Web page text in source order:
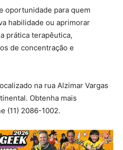
oportunidade para quem
habilidade ou aprimorar
prática terapêutica,
de concentração e
na rua Alzimar Vargas
Obtenha mais
(11) 2086-1002.